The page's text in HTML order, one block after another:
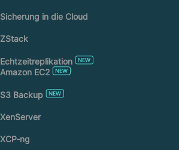
Sicherung in die Cloud
ZStack
Echtzeitreplikation
Amazon EC2
S3 Backup
XenServer
XCP-ng